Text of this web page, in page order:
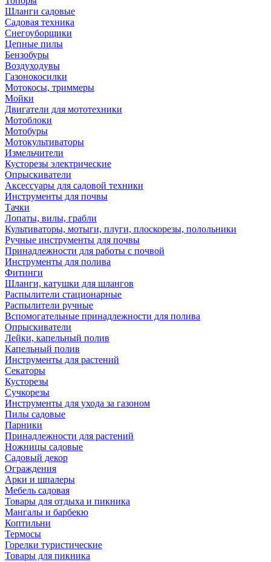
Шланги садовые
Садовая техника
Снегоуборщики
Цепные пилы
Бензобуры
Воздуходувы
Газонокосилки
Мотокосы, триммеры
Мойки
Двигатели для мототехники
Мотоблоки
Мотобуры
Мотокультиваторы
Измельчители
Кусторезы электрические
Опрыскиватели
Аксессуары для садовой техники
Инструменты для почвы
Тачки
Лопаты, вилы, грабли
Культиваторы, мотыги, плуги, плоскорезы, полольники
Ручные инструменты для почвы
Принадлежности для работы с почвой
Инструменты для полива
Фитинги
Шланги, катушки для шлангов
Распылители стационарные
Распылители ручные
Вспомогательные принадлежности для полива
Опрыскиватели
Лейки, капельный полив
Капельный полив
Инструменты для растений
Секаторы
Кусторезы
Сучкорезы
Инструменты для ухода за газоном
Пилы садовые
Парники
Принадлежности для растений
Ножницы садовые
Садовый декор
Ограждения
Арки и шпалеры
Мебель садовая
Товары для отдыха и пикника
Мангалы и барбекю
Коптильни
Термосы
Горелки туристические
Товары для пикника